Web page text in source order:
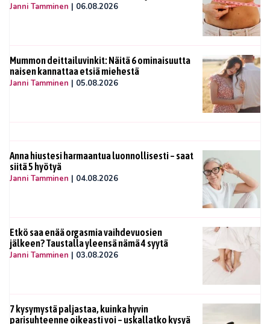
Janni Tamminen | 06.08.2026
Mummon deittailuvinkit: Näitä 6 ominaisuutta
naisen kannattaa etsiä miehestä
Janni Tamminen | 05.08.2026
Anna hiustesi harmaantua luonnollisesti – saat
siitä 5 hyötyä
Janni Tamminen | 04.08.2026
Etkö saa enää orgasmia vaihdevuosien
jälkeen? Taustalla yleensä nämä 4 syytä
Janni Tamminen | 03.08.2026
7 kysymystä paljastaa, kuinka hyvin
parisuhteenne oikeasti voi – uskallatko kysyä